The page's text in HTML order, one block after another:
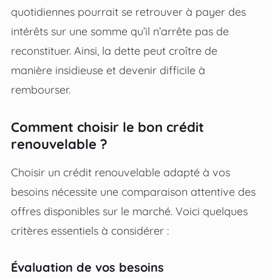
quotidiennes pourrait se retrouver à payer des
intérêts sur une somme qu’il n’arrête pas de
reconstituer. Ainsi, la dette peut croître de
manière insidieuse et devenir difficile à
rembourser.
Comment choisir le bon crédit
renouvelable ?
Choisir un crédit renouvelable adapté à vos
besoins nécessite une comparaison attentive des
offres disponibles sur le marché. Voici quelques
critères essentiels à considérer :
Évaluation de vos besoins